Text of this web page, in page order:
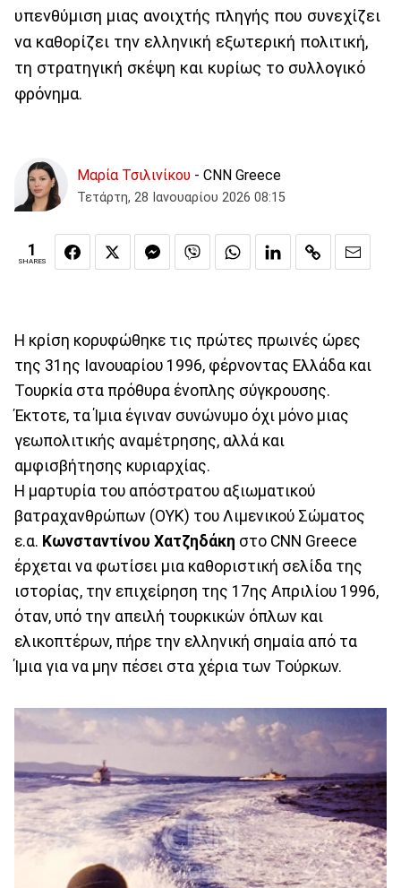
υπενθύμιση μιας ανοιχτής πληγής που συνεχίζει
να καθορίζει την ελληνική εξωτερική πολιτική,
τη στρατηγική σκέψη και κυρίως το συλλογικό
φρόνημα.
Μαρία Τσιλινίκου - CNN Greece
Τετάρτη, 28 Ιανουαρίου 2026 08:15
1
SHARES
Η κρίση κορυφώθηκε τις πρώτες πρωινές ώρες
της 31ης Ιανουαρίου 1996, φέρνοντας Ελλάδα και
Τουρκία στα πρόθυρα ένοπλης σύγκρουσης.
Έκτοτε, τα Ίμια έγιναν συνώνυμο όχι μόνο μιας
γεωπολιτικής αναμέτρησης, αλλά και
αμφισβήτησης κυριαρχίας.
Η μαρτυρία του απόστρατου αξιωματικού
βατραχανθρώπων (ΟΥΚ) του Λιμενικού Σώματος
ε.α. Κωνσταντίνου Χατζηδάκη στο CNN Greece
έρχεται να φωτίσει μια καθοριστική σελίδα της
ιστορίας, την επιχείρηση της 17ης Απριλίου 1996,
όταν, υπό την απειλή τουρκικών όπλων και
ελικοπτέρων, πήρε την ελληνική σημαία από τα
Ίμια για να μην πέσει στα χέρια των Τούρκων.